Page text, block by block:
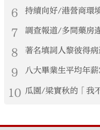
6 持續向好/港營商環
7 調查報道/多間藥房
8 著名填詞人黎彼得
9 八大畢業生平均年
10 瓜園/梁實秋的「我